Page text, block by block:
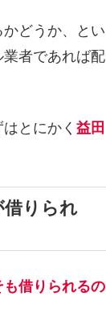
どうか、とい
者であれば配
とにかく 益田
りられ
借りられるの